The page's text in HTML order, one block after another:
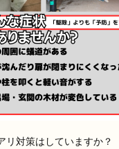
リ対策はしていますか？